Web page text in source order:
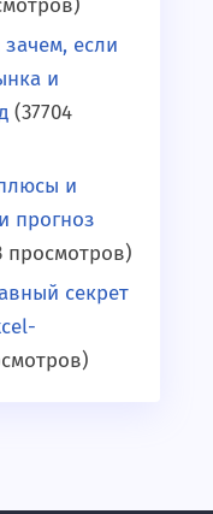
если
и
(37704
и
прогноз
просмотров)
секрет